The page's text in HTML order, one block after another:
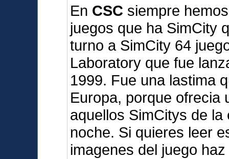
En CSC siempre
juegos que ha SimCity
turno a SimCity 64
Laboratory que fue
1999. Fue una lastima
Europa, porque ofrecia
aquellos SimCitys de
noche. Si quieres leer
imagenes del juego